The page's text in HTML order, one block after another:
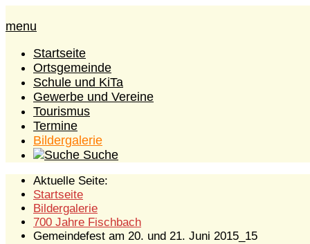
menu
Startseite
Ortsgemeinde
Schule und KiTa
Gewerbe und Vereine
Tourismus
Termine
Bildergalerie
Suche
Aktuelle Seite:
Startseite
Bildergalerie
700 Jahre Fischbach
Gemeindefest am 20. und 21. Juni 2015_15